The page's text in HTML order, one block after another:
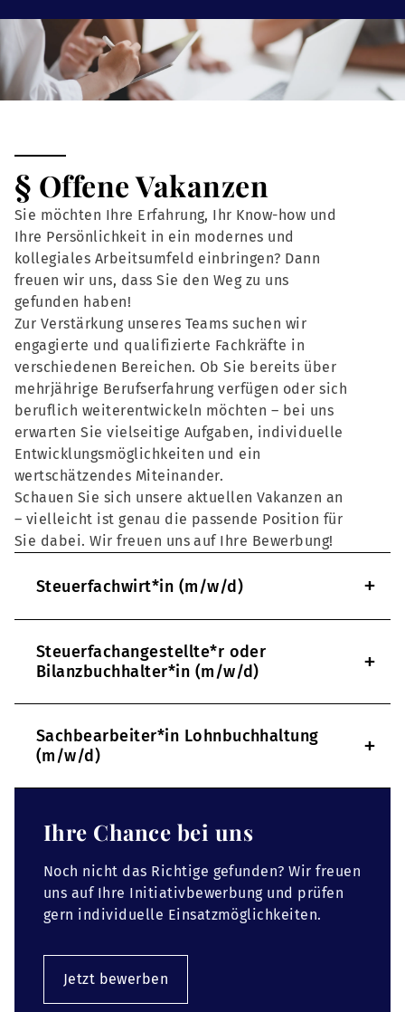
§ Offene Vakanzen
Sie möchten Ihre Erfahrung, Ihr Know-how und
Ihre Persönlichkeit in ein modernes und
kollegiales Arbeitsumfeld einbringen? Dann
freuen wir uns, dass Sie den Weg zu uns
gefunden haben!
Zur Verstärkung unseres Teams suchen wir
engagierte und qualifizierte Fachkräfte in
verschiedenen Bereichen. Ob Sie bereits über
mehrjährige Berufserfahrung verfügen oder sich
beruflich weiterentwickeln möchten – bei uns
erwarten Sie vielseitige Aufgaben, individuelle
Entwicklungsmöglichkeiten und ein
wertschätzendes Miteinander.
Schauen Sie sich unsere aktuellen Vakanzen an
– vielleicht ist genau die passende Position für
Sie dabei. Wir freuen uns auf Ihre Bewerbung!
Steuerfachwirt*in (m/w/d) +
Steuerfachangestellte*r oder
Bilanzbuchhalter*in (m/w/d)
+
Sachbearbeiter*in Lohnbuchhaltung
(m/w/d)
+
Ihre Chance bei uns
Noch nicht das Richtige gefunden? Wir freuen
uns auf Ihre Initiativbewerbung und prüfen
gern individuelle Einsatzmöglichkeiten.
Jetzt bewerben